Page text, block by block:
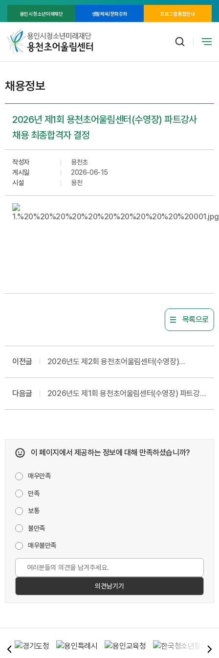
용인시 청소년미래재단 생활체육/문화강좌 프로그램 통합안내
채용정보
2026년 제1회 용천초어울림센터(수영장) 파트강사
채용 최종합격자 결정
작성자
용천초
게시일
2026-06-15
시설
용천
목록으로
이전글
2026년도 제2회 용천초어울림센터(수영장)
다음글
2026년도 제1회 용천초어울림센터(수영장) 파트강사
이 페이지에서 제공하는 정보에 대해 만족하셨습니까?
매우만족
만족
보통
불만족
매우불만족